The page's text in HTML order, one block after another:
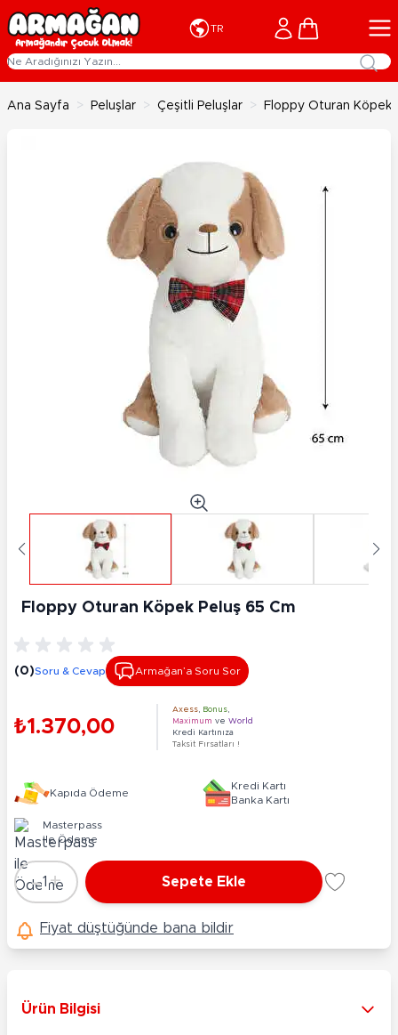
İçeriğe geç
TR Cart
Ana Sayfa > Peluşlar > Çeşitli Peluşlar > Floppy Oturan Köpek
Floppy Oturan Köpek Peluş 65 Cm
(0)Soru & Cevap Armağan’a Soru Sor
₺1.370,00
Axess Bonus
Maximum ve World
Kredi Kartınıza
Taksit Fırsatları !
Kapıda Ödeme
Kredi Kartı
Banka Kartı
Masterpass
ile Ödeme
Adet
-1 + Sepete Ekle
Fiyat düştüğünde bana bildir
Ürün Bilgisi